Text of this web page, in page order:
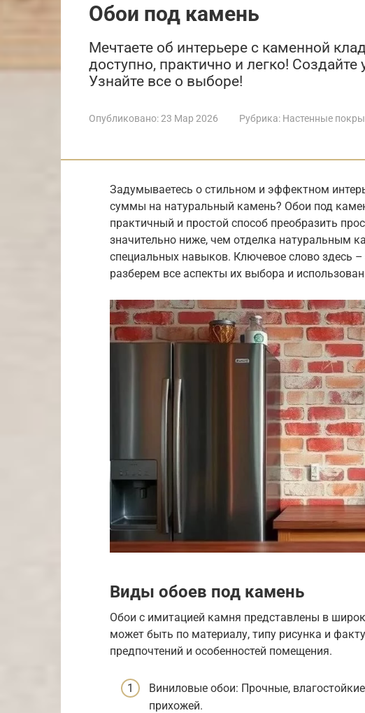
Обои под камень
Мечтаете об интерьере с каменной
доступно, практично и легко!
Узнайте все о выборе!
Опубликовано:23 Мар 2026 Рубрика: Настенные
Задумываетесь о стильном и эффектном
суммы на натуральный камень? Обои под
практичный и простой способ преобразить
значительно ниже, чем отделка натуральным
специальных навыков. Ключевое слово здесь
разберем все аспекты их выбора и
Виды обоев под камень
Обои с имитацией камня представлены в
может быть по материалу, типу рисунка и
предпочтений и особенностей помещения.
Виниловые обои: Прочные,
прихожей.